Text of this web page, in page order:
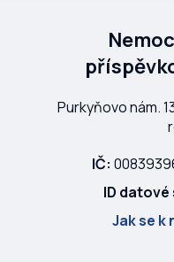
Purkyňovo nám.
IČ:
ID
Jak se k